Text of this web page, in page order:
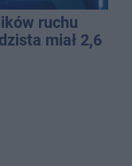
ruchu
miał 2,6